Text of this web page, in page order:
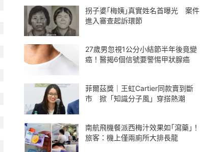
拐子婆｢梅姨｣真實姓名首曝光 案件
進入審查起訴環節
27歲男忽視1公分小結節半年後竟變
癌！醫揭6個信號要警惕甲狀腺癌
菲爾茲獎｜王虹Cartier同款賣到斷
市 掀「知識分子風」穿搭熱潮
南航飛機餐派西梅汁效果如｢瀉藥｣！
旅客：機上僅兩廁所大排長龍